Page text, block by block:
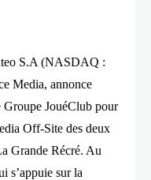
S.A (NASDAQ :
Media, annonce
Groupe JouéClub pour
Off-Site des deux
Grande Récré. Au
s’appuie sur la